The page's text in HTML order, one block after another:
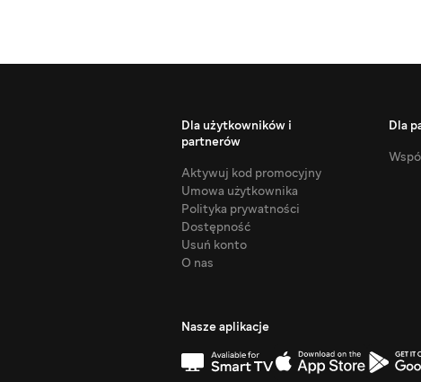
Dla użytkowników i
partnerów
Aktywuj kod promocyjny
Umowa użytkownika
Polityka prywatności
Dostępność
Usuń konto
O nas
Dla
Nasze aplikacje